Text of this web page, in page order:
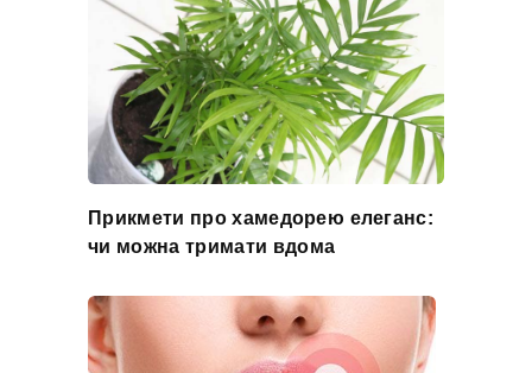
Прикмети про хамедорею елеганс:
чи можна тримати вдома